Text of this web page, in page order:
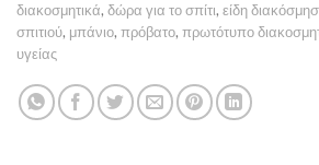
διακοσμητικά, δώρα για το σπίτι, είδη
σπιτιού, μπάνιο, πρόβατο, πρωτότυπο
υγείας